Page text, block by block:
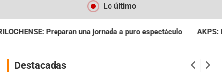
Lo último
a puro espectáculo AKPS: Intervino la IGJ y oficializó el
Destacadas